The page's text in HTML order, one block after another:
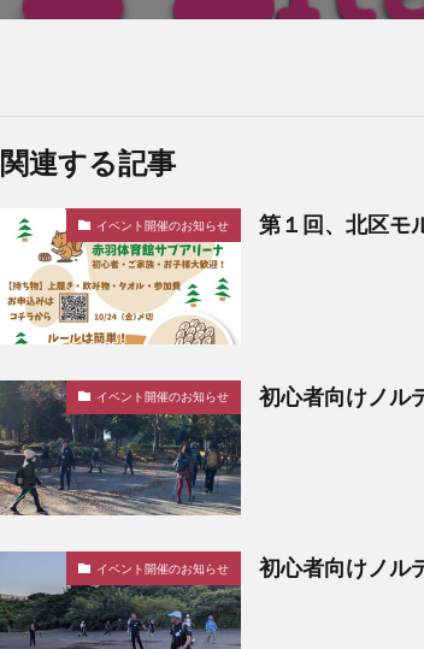
関連する記事
イベント開催のお知らせ 第１回、北区モ
イベント開催のお知らせ 初心者向けノル
イベント開催のお知らせ 初心者向けノル